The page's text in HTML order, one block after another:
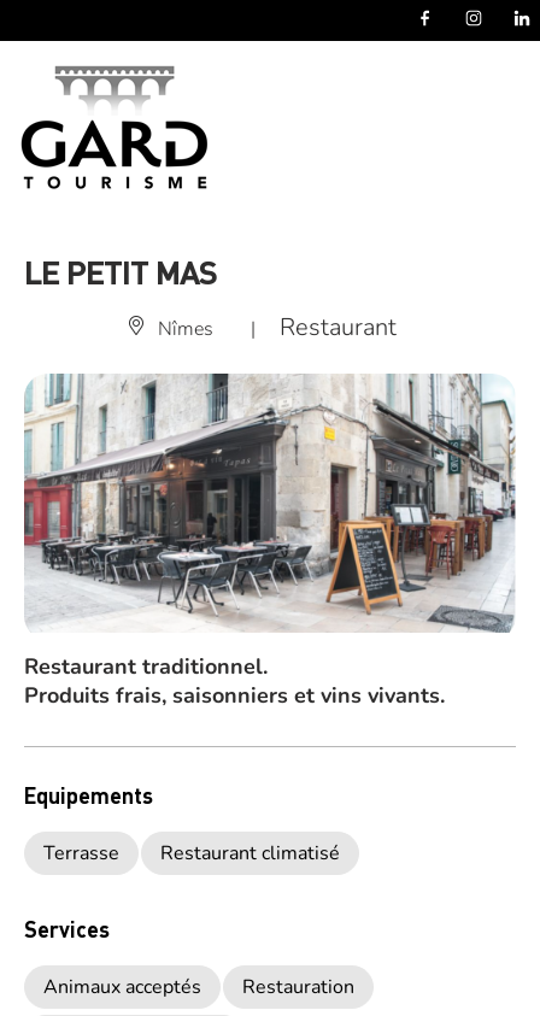
LE PETIT MAS
Nîmes | Restaurant
Restaurant traditionnel.
Produits frais, saisonniers et vins vivants.
Equipements
Terrasse Restaurant climatisé
Services
Animaux acceptés
Restauration